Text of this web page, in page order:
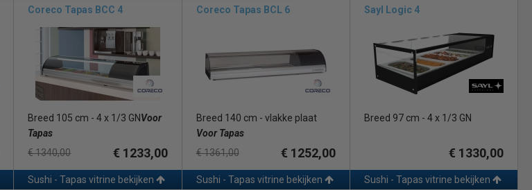
Coreco Tapas BCC 4
Breed 105 cm - 4 x 1/3 GNVoor
Tapas
€ 1340,00
€ 1233,00
Sushi - Tapas vitrine bekijken
Coreco Tapas BCL 6
Breed 140 cm - vlakke plaat
Voor Tapas
€ 1361,00
€ 1252,00
Sushi - Tapas vitrine bekijken
Sayl Logic 4
Breed 97 cm - 4 x 1/3 GN
€ 1330,00
Sushi - Tapas vitrine bekijken